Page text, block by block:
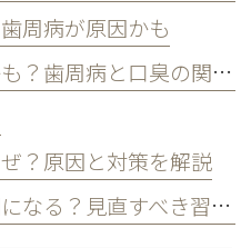
周病が原因かも
■歯周病が口臭の原因かも？歯周病と口臭の関係について
？原因と対策を解説
生活習慣が歯周病の原因になる？見直すべき習慣とは？